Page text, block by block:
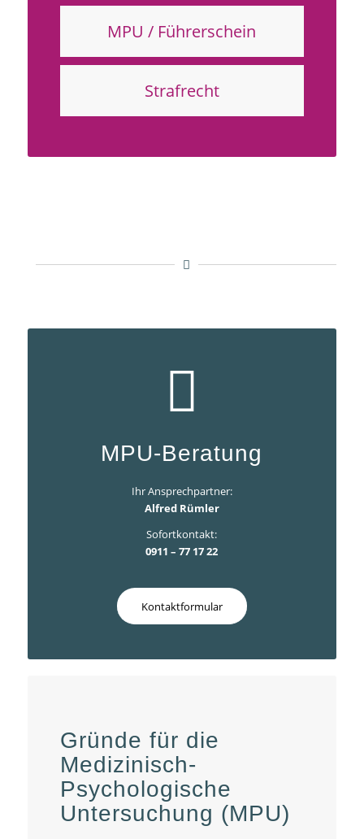
MPU / Führerschein
Strafrecht
MPU-Beratung
Ihr Ansprechpartner:
Alfred Rümler
Sofortkontakt:
0911 – 77 17 22
Kontaktformular
Gründe für die
Medizinisch-
Psychologische
Untersuchung (MPU)